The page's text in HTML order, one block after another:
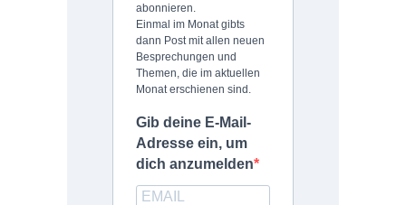
abonnieren.
Einmal im Monat gibts
dann Post mit allen neuen
Besprechungen und
Themen, die im aktuellen
Monat erschienen sind.
Gib deine E-Mail-
Adresse ein, um
dich anzumelden